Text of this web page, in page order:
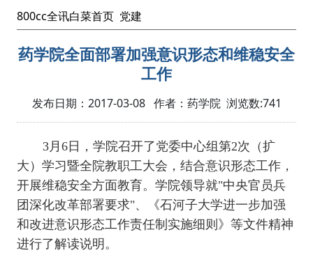
800cc全讯白菜首页 党建
药学院全面部署加强意识形态和维稳安全
工作
发布日期：2017-03-08 作者：药学院 浏览数:741
3 月 6日，学院召开了党委中心组第2次（扩
大）学习暨全院教职工大会，结合意识形态工作，
开展维稳安全方面教育。学院领导就"中央官员兵
团深化改革部署要求"、《石河子大学进一步加强
和改进意识形态工作责任制实施细则》等文件精神
进行了解读说明。